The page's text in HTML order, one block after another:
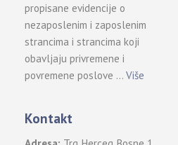
propisane evidencije o
nezaposlenim i zaposlenim
strancima i strancima koji
obavljaju privremene i
povremene poslove …Više
Kontakt